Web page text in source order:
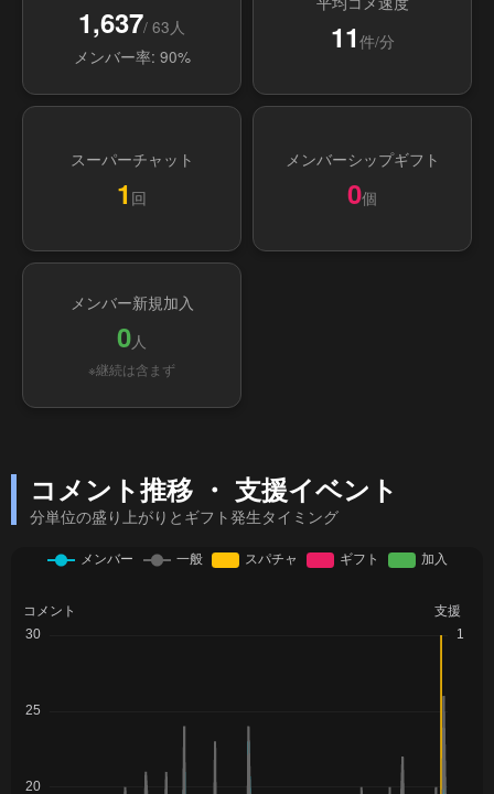
1,637/ 63人
メンバー率: 90%
11 件/分
スーパーチャット
1 回
メンバーシップギフト
0個
メンバー新規加入
0人
※継続は含まず
コメント推移 ・ 支援イベント
分単位の盛り上がりとギフト発生タイミング